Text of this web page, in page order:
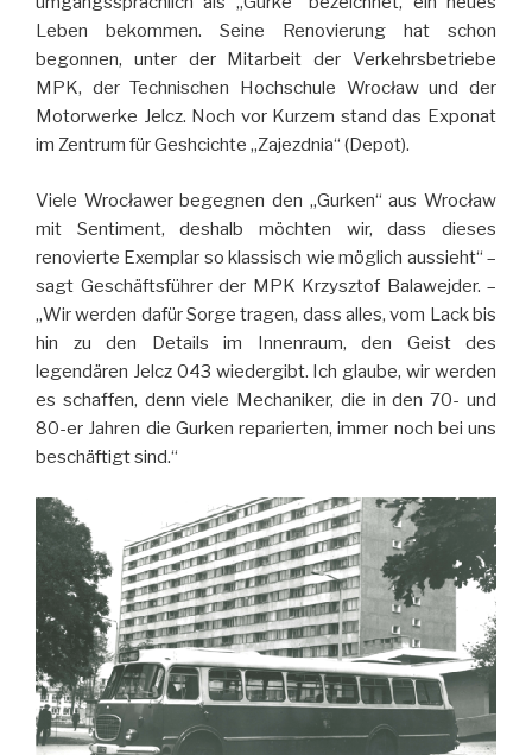
Leben bekommen. Seine Renovierung hat schon
begonnen, unter der Mitarbeit der Verkehrsbetriebe
MPK, der Technischen Hochschule Wrocław und der
Motorwerke Jelcz. Noch vor Kurzem stand das Exponat
im Zentrum für Geshcichte „Zajezdnia“ (Depot).
Viele Wrocławer begegnen den „Gurken“ aus Wrocław
mit Sentiment, deshalb möchten wir, dass dieses
renovierte Exemplar so klassisch wie möglich aussieht“ –
sagt Geschäftsführer der MPK Krzysztof Balawejder. –
„Wir werden dafür Sorge tragen, dass alles, vom Lack bis
hin zu den Details im Innenraum, den Geist des
legendären Jelcz 043 wiedergibt. Ich glaube, wir werden
es schaffen, denn viele Mechaniker, die in den 70- und
80-er Jahren die Gurken reparierten, immer noch bei uns
beschäftigt sind.“